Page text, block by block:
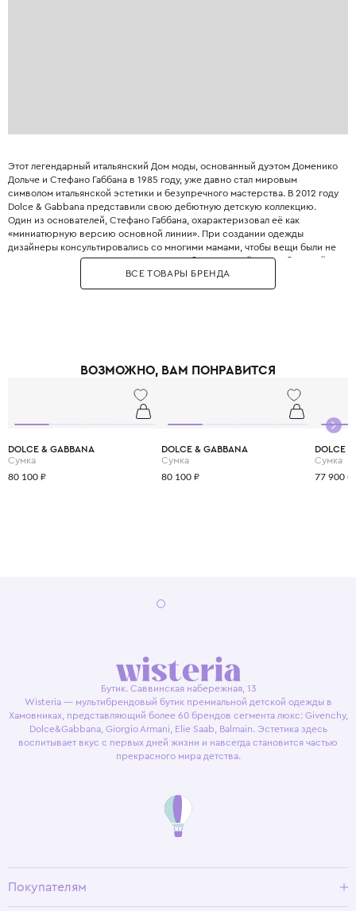
Этот легендарный итальянский Дом моды, основанный дуэтом Доменико
Дольче и Стефано Габбана в 1985 году, уже давно стал мировым
символом итальянской эстетики и безупречного мастерства. В 2012 году
Dolce & Gabbana представили свою дебютную детскую коллекцию.
Один из основателей, Стефано Габбана, охарактеризовал её как
«миниатюрную версию основной линии». При создании одежды
дизайнеры консультировались со многими мамами, чтобы вещи были не
только стильными, но и максимально удобными. Дизайнеры с большой
любовью и вниманием перенесли в детский гардероб все коды
взрослой моды: яркие цветочные принты, благородное кружево,
а главное - сделать его детство по-настоящему незабываемым и
ВСЕ ТОВАРЫ БРЕНДА
ВОЗМОЖНО, ВАМ ПОНРАВИТСЯ
DOLCE & GABBANA
Сумка
80 100 ₽
DOLCE & GABBANA
Сумка
80 100 ₽
DOLCE
Сумка
77 900 ₽
Бутик. Саввинская набережная, 13
Wisteria — мультибрендовый бутик премиальной детской одежды в
Хамовниках, представляющий более 60 брендов сегмента люкс: Givenchy,
Dolce&Gabbana, Giorgio Armani, Elie Saab, Balmain. Эстетика здесь
воспитывает вкус с первых дней жизни и навсегда становится частью
прекрасного мира детства.
Покупателям